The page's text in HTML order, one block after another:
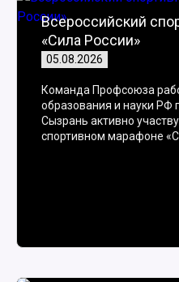
Всероссийский
«Сила России»
05.08.2026
Команда Профсоюза
образования и науки РФ
Сызрань активно
спортивном марафоне